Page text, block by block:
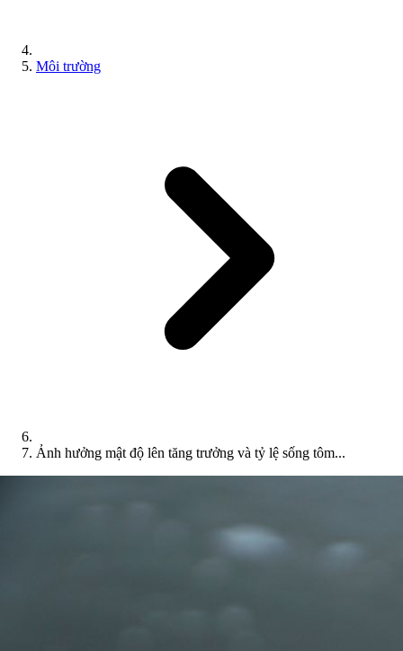
Môi trường
Ảnh hưởng mật độ lên tăng trưởng và tỷ lệ sống tôm...